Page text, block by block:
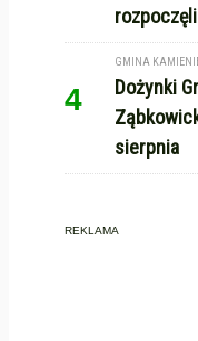
4
GMINA
Dożynki
sierpnia
REKLAMA